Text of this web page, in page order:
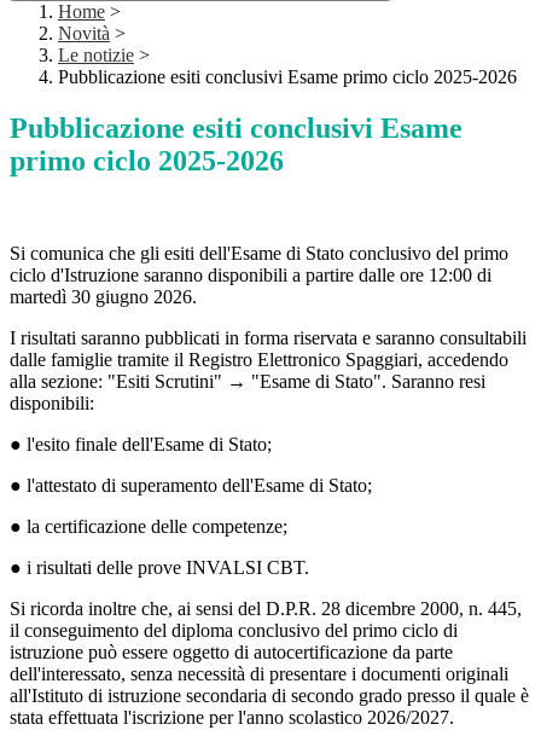
Home >
Novità >
Le notizie >
Pubblicazione esiti conclusivi Esame primo ciclo 2025-2026
Pubblicazione esiti conclusivi Esame
primo ciclo 2025-2026
Si comunica che gli esiti dell'Esame di Stato conclusivo del primo
ciclo d'Istruzione saranno disponibili a partire dalle ore 12:00 di
martedì 30 giugno 2026.
I risultati saranno pubblicati in forma riservata e saranno consultabili
dalle famiglie tramite il Registro Elettronico Spaggiari, accedendo
alla sezione: "Esiti Scrutini" → "Esame di Stato". Saranno resi
disponibili:
● l'esito finale dell'Esame di Stato;
● l'attestato di superamento dell'Esame di Stato;
● la certificazione delle competenze;
● i risultati delle prove INVALSI CBT.
Si ricorda inoltre che, ai sensi del D.P.R. 28 dicembre 2000, n. 445,
il conseguimento del diploma conclusivo del primo ciclo di
istruzione può essere oggetto di autocertificazione da parte
dell'interessato, senza necessità di presentare i documenti originali
all'Istituto di istruzione secondaria di secondo grado presso il quale è
stata effettuata l'iscrizione per l'anno scolastico 2026/2027.